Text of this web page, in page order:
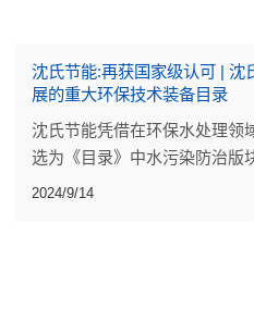
沈氏节能:再获国家级认可 | 沈
展的重大环保技术装备目录
沈氏节能凭借在环保水处理领
选为《目录》中水污染防治版
主要支撑单位，再次获得国家
2024/9/14